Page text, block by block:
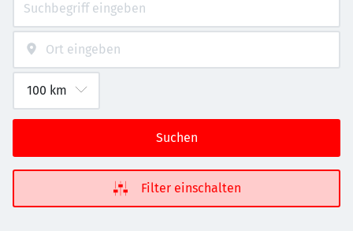
Suchen
Filter einschalten